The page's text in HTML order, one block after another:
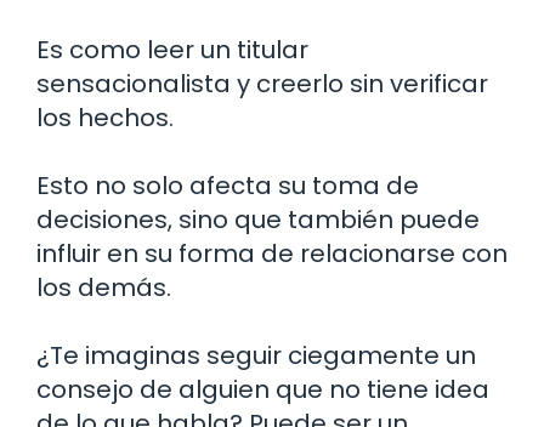
Es como leer un titular
sensacionalista y creerlo sin verificar
los hechos.
Esto no solo afecta su toma de
decisiones, sino que también puede
influir en su forma de relacionarse con
los demás.
¿Te imaginas seguir ciegamente un
consejo de alguien que no tiene idea